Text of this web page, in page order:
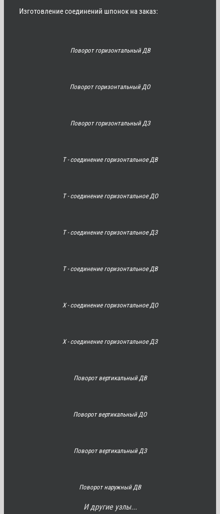
Изготовление соединений шпонок на заказ:
Поворот горизонтальный ДВ
Поворот горизонтальный ДО
Поворот горизонтальный ДЗ
Т - соединение горизонтальное ДВ
Т - соединение горизонтальное ДО
Т - соединение горизонтальное ДЗ
Т - соединение горизонтальное ДВ
Х - соединение горизонтальное ДО
Х - соединение горизонтальное ДЗ
Поворот вертикальный ДВ
Поворот вертикальный ДО
Поворот вертикальный ДЗ
Поворот наружный ДВ
И другие узлы...